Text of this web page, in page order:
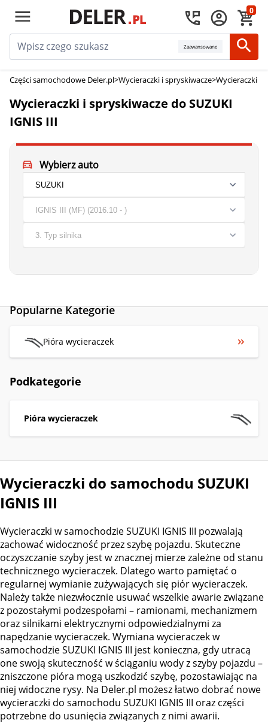
0
Zaawansowane
Części samochodowe Deler.pl>Wycieraczki i spryskiwacze>Wycieraczki i
Wycieraczki i spryskiwacze do SUZUKI
IGNIS III
Wybierz auto
Popularne Kategorie
Pióra wycieraczek
Podkategorie
Pióra wycieraczek
Wycieraczki do samochodu SUZUKI
IGNIS III
Wycieraczki w samochodzie SUZUKI IGNIS III pozwalają
zachować widoczność przez szybę pojazdu. Skuteczne
oczyszczanie szyby jest w znacznej mierze zależne od stanu
technicznego wycieraczek. Dlatego warto pamiętać o
regularnej wymianie zużywających się piór wycieraczek.
Należy także niezwłocznie usuwać wszelkie awarie związane
z pozostałymi podzespołami – ramionami, mechanizmem
oraz silnikami elektrycznymi odpowiedzialnymi za
napędzanie wycieraczek. Wymiana wycieraczek w
samochodzie SUZUKI IGNIS III jest konieczna, gdy utracą
one swoją skuteczność w ściąganiu wody z szyby pojazdu –
zniszczone pióra mogą uszkodzić szybę, pozostawiając na
niej widoczne rysy. Na Deler.pl możesz łatwo dobrać nowe
wycieraczki do samochodu SUZUKI IGNIS III oraz części
potrzebne do usunięcia związanych z nimi awarii.